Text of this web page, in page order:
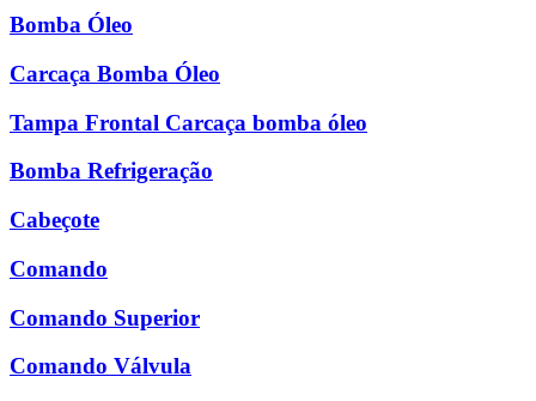
Bomba Óleo
Carcaça Bomba Óleo
Tampa Frontal Carcaça bomba óleo
Bomba Refrigeração
Cabeçote
Comando
Comando Superior
Comando Válvula